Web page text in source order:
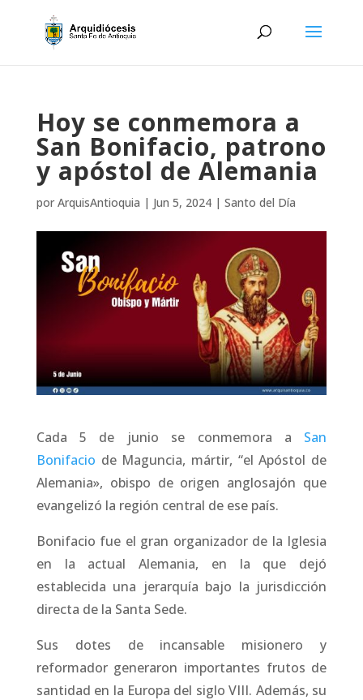
Hoy se conmemora a
San Bonifacio, patrono
y apóstol de Alemania
por ArquisAntioquia | Jun 5, 2024| Santo del Día
Cada 5 de junio se conmemora a San
Bonifacio de Maguncia, mártir, “el Apóstol de
Alemania», obispo de origen anglosajón que
evangelizó la región central de ese país.
Bonifacio fue el gran organizador de la Iglesia
en la actual Alemania, en la que dejó
establecida una jerarquía bajo la jurisdicción
directa de la Santa Sede.
Sus dotes de incansable misionero y
reformador generaron importantes frutos de
santidad en la Europa del siglo VIII. Además, su